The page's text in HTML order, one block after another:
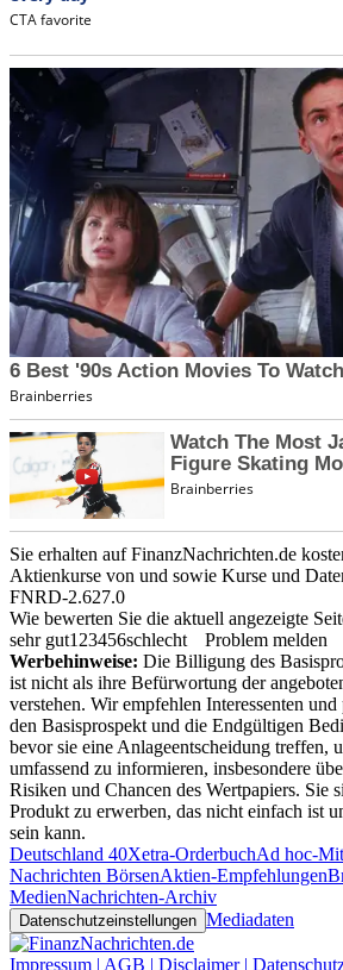
Sie erhalten auf FinanzNachrichten.de
Aktienkurse von und sowie Kurse und
FNRD-2.627.0
Wie bewerten Sie die aktuell angezeigte
sehr gut1 23456schlecht
Problem melden
Werbehinweise: Die Billigung des
ist nicht als ihre Befürwortung der
verstehen. Wir empfehlen Interessenten
den Basisprospekt und die Endgültigen
bevor sie eine Anlageentscheidung treffen,
umfassend zu informieren, insbesondere
Risiken und Chancen des Wertpapiers. Sie
Produkt zu erwerben, das nicht einfach ist
sein kann.
Deutschland 40Xetra-OrderbuchAd hoc-
Nachrichten BörsenAktien-Empfehlungen
MedienNachrichten-Archiv
Datenschutzeinstellungen Mediadaten
Impressum | AGB | Disclaimer |